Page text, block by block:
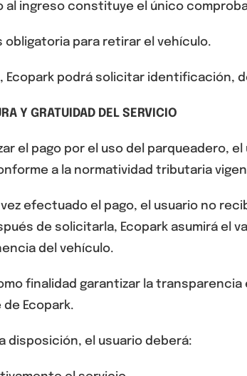
al ingreso constituye el único
obligatoria para retirar el vehículo.
Ecopark podrá solicitar
Y GRATUIDAD DEL SERVICIO
el pago por el uso del parqueadero,el
a la normatividad tributaria
vez efectuado el pago, el usuario no
de solicitarla, Ecopark asumirá el
del vehículo.
finalidad garantizar la
Ecopark.
disposición, el usuario deberá: